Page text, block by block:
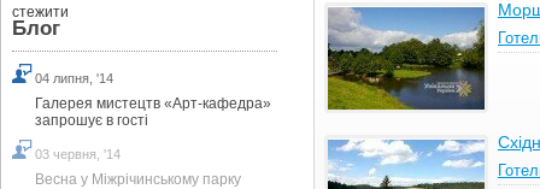
стежити
Блог
04 липня, '14
Галерея мистецтв «Арт-кафедра»
запрошує в гості
03 червня, '14
Весна у Міжрічинському парку